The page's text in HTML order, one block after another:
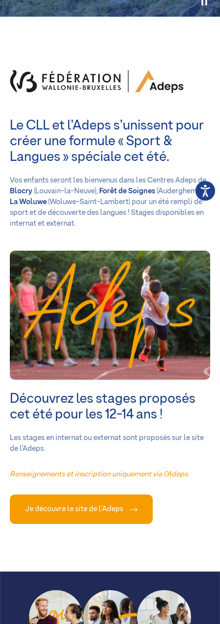
Le CLL et l’Adeps s’unissent pour
créer une formule « Sport &
Langues » spéciale cet été.
Vos enfants seront les bienvenus dans les Centres Adeps de
Blocry (Louvain-la-Neuve), Forêt de Soignes (Auderghem) et
La Woluwe (Woluwe-Saint-Lambert) pour un été rempli de
sport et de découverte des langues ! Stages disponibles en
internat et externat.
Découvrez les stages proposés
cet été pour les 12-14 ans !
Les stages en internat ou externat sont proposés sur le site
de l’Adeps.
Renseignements et inscription uniquement via l’Adeps.
Je découvre le site de l'Adeps